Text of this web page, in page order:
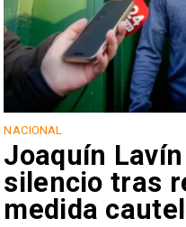
NACIONAL
Joaquín
silencio tras
medida